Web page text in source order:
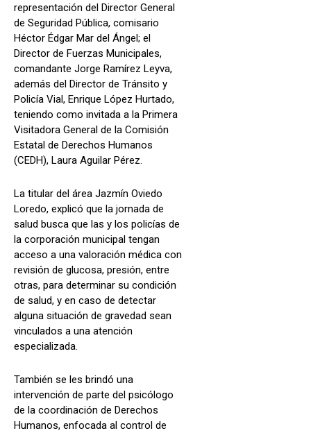
representación del Director General
de Seguridad Pública, comisario
Héctor Édgar Mar del Ángel; el
Director de Fuerzas Municipales,
comandante Jorge Ramírez Leyva,
además del Director de Tránsito y
Policía Vial, Enrique López Hurtado,
teniendo como invitada a la Primera
Visitadora General de la Comisión
Estatal de Derechos Humanos
(CEDH), Laura Aguilar Pérez.
La titular del área Jazmín Oviedo
Loredo, explicó que la jornada de
salud busca que las y los policías de
la corporación municipal tengan
acceso a una valoración médica con
revisión de glucosa, presión, entre
otras, para determinar su condición
de salud, y en caso de detectar
alguna situación de gravedad sean
vinculados a una atención
especializada.
También se les brindó una
intervención de parte del psicólogo
de la coordinación de Derechos
Humanos, enfocada al control de